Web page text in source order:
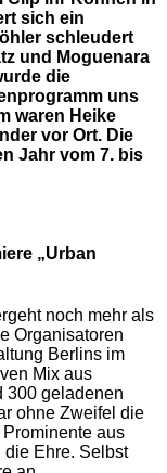
sich ein
schleudert
und Moguenara
die
uns
waren Heike
vor Ort. Die
Jahr vom 7. bis
„Urban
noch mehr als
Organisatoren
Berlins im
Mix aus
300 geladenen
ohne Zweifel die
aus
die Ehre. Selbst